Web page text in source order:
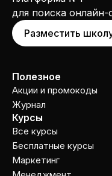
для поиска онлайн-
Разместить
Полезное
Акции и промокоды
Журнал
Курсы
Все курсы
Бесплатные курсы
Маркетинг